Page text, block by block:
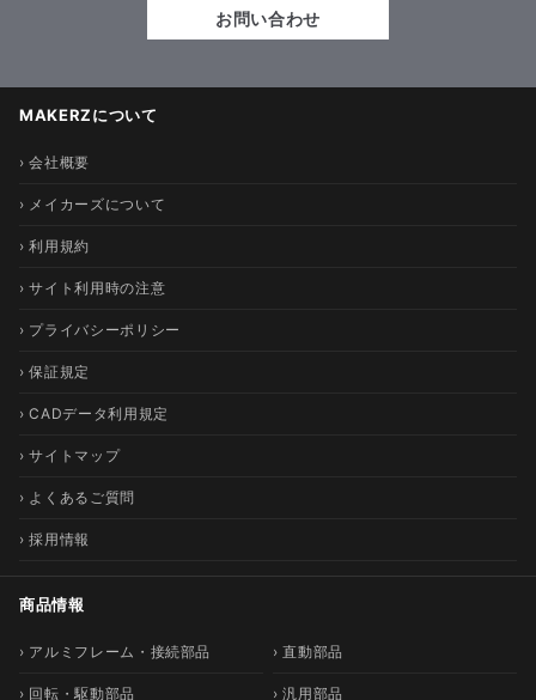
お問い合わせ
MAKERZについて
› 会社概要
› メイカーズについて
› 利用規約
› サイト利用時の注意
› プライバシーポリシー
› 保証規定
› CADデータ利用規定
› サイトマップ
› よくあるご質問
› 採用情報
商品情報
› アルミフレーム・接続部品 › 直動部品
› 回転・駆動部品 › 汎用部品